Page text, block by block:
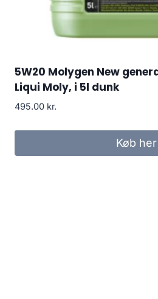
5W20 Molygen New
Liqui Moly, i 5l dunk
495.00 kr.
Køb her